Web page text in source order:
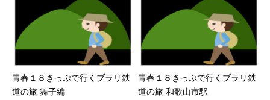
青春１８きっぷで行くブラリ鉄
道の旅 舞子編
青春１８きっぷで行くブラリ鉄
道の旅 和歌山市駅